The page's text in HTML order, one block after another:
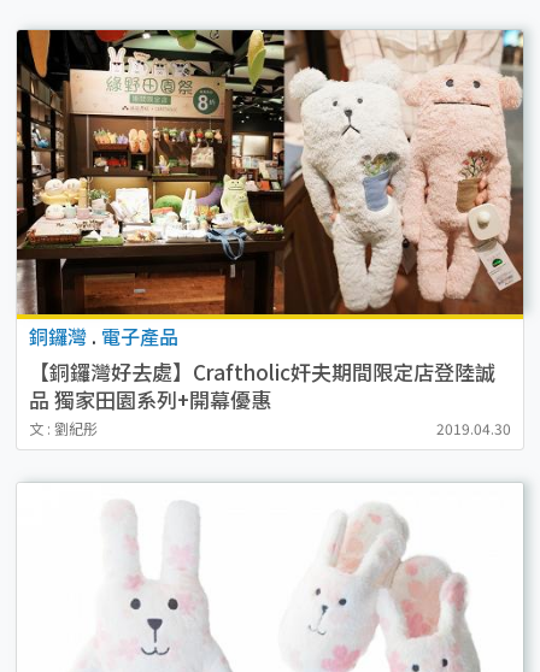
銅鑼灣 . 電子產品
【銅鑼灣好去處】Craftholic奸夫期間限定店登陸誠
品 獨家田園系列+開幕優惠
文 : 劉紀彤 2019.04.30